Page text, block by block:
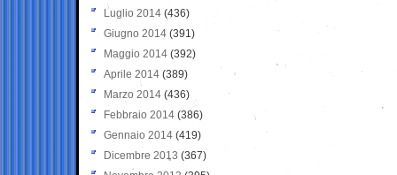
Luglio 2014 (436)
Giugno 2014 (391)
Maggio 2014 (392)
Aprile 2014 (389)
Marzo 2014 (436)
Febbraio 2014 (386)
Gennaio 2014 (419)
Dicembre 2013 (367)